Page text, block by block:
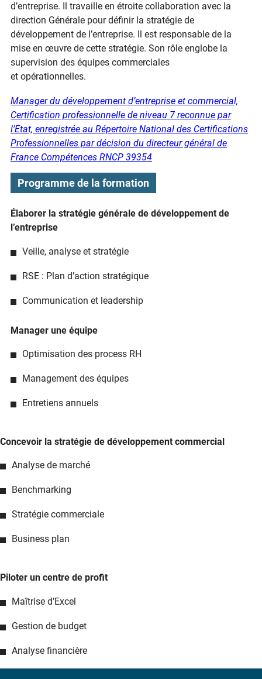
d’entreprise. Il travaille en étroite collaboration avec la
direction Générale pour définir la stratégie de
développement de l’entreprise. Il est responsable de la
mise en œuvre de cette stratégie. Son rôle englobe la
supervision des équipes commerciales
et opérationnelles.
Manager du développement d’entreprise et commercial,
Certification professionnelle de niveau 7 reconnue par
l’Etat, enregistrée au Répertoire National des Certifications
Professionnelles par décision du directeur général de
France Compétences RNCP 39354
Programme de la formation
Élaborer la stratégie générale de développement de
l’entreprise
Veille, analyse et stratégie
RSE : Plan d’action stratégique
Communication et leadership
Manager une équipe
Optimisation des process RH
Management des équipes
Entretiens annuels
Concevoir la stratégie de développement commercial
Analyse de marché
Benchmarking
Stratégie commerciale
Business plan
Piloter un centre de profit
Maîtrise d’Excel
Gestion de budget
Analyse financière